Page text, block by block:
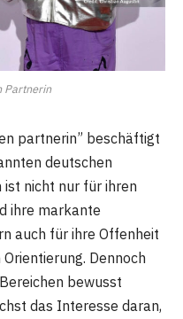
Partnerin
partnerin” beschäftigt
deutschen
ist nicht nur für ihren
ihre markante
auch für ihre Offenheit
Dennoch
bewusst
das Interesse daran,